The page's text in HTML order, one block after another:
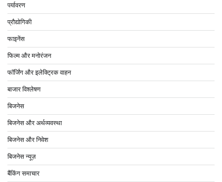
पर्यावरण
प्रौद्योगिकी
फाइनेंस
फिल्म और मनोरंजन
फॉर्जिंग और इलेक्ट्रिक वाहन
बाजार विश्लेषण
बिजनेस
बिजनेस और अर्थव्यवस्था
बिजनेस और निवेश
बिजनेस न्यूज़
बैंकिंग समाचार